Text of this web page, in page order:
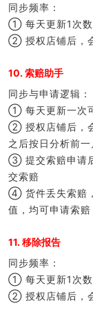
同步频率：
① 每天更新1次数
② 授权店铺后，
10. 索赔助手
同步与申请逻辑：
① 每天更新一次
② 授权店铺后，
之后按日分析前
③ 提交索赔申请
交索赔
④ 货件丢失索赔
值，均可申请索赔
11. 移除报告
同步频率：
① 每天更新1次数
② 授权店铺后，